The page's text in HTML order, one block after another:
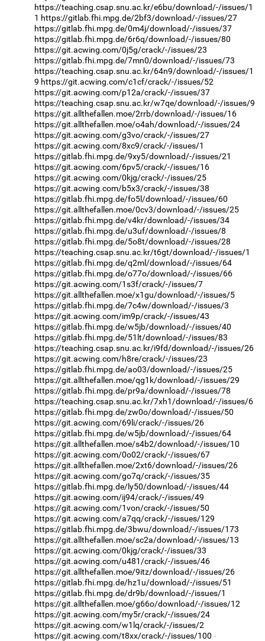
https://teaching.csap.snu.ac.kr/e6bu/download/-/issues/1
1 https://gitlab.fhi.mpg.de/2bf3/download/-/issues/27
https://gitlab.fhi.mpg.de/0m4j/download/-/issues/37
https://gitlab.fhi.mpg.de/6r6q/download/-/issues/80
https://git.acwing.com/0j5g/crack/-/issues/23
https://gitlab.fhi.mpg.de/7mn0/download/-/issues/73
https://teaching.csap.snu.ac.kr/64n9/download/-/issues/1
9 https://git.acwing.com/c1cf/crack/-/issues/52
https://git.acwing.com/p12a/crack/-/issues/37
https://teaching.csap.snu.ac.kr/w7qe/download/-/issues/9
https://git.allthefallen.moe/2rrb/download/-/issues/16
https://git.allthefallen.moe/o4ah/download/-/issues/24
https://git.acwing.com/g3vo/crack/-/issues/27
https://git.acwing.com/8xc9/crack/-/issues/1
https://gitlab.fhi.mpg.de/9xy5/download/-/issues/21
https://git.acwing.com/6pv5/crack/-/issues/16
https://git.acwing.com/0kjg/crack/-/issues/25
https://git.acwing.com/b5x3/crack/-/issues/38
https://gitlab.fhi.mpg.de/fo5l/download/-/issues/60
https://git.allthefallen.moe/0cv3/download/-/issues/25
https://gitlab.fhi.mpg.de/v4kr/download/-/issues/34
https://gitlab.fhi.mpg.de/u3uf/download/-/issues/8
https://gitlab.fhi.mpg.de/5o8t/download/-/issues/28
https://teaching.csap.snu.ac.kr/t6gt/download/-/issues/1
https://gitlab.fhi.mpg.de/q2ml/download/-/issues/64
https://gitlab.fhi.mpg.de/o77o/download/-/issues/66
https://git.acwing.com/1s3f/crack/-/issues/7
https://git.allthefallen.moe/x1gu/download/-/issues/5
https://gitlab.fhi.mpg.de/7c4w/download/-/issues/3
https://git.acwing.com/im9p/crack/-/issues/43
https://gitlab.fhi.mpg.de/w5jb/download/-/issues/40
https://gitlab.fhi.mpg.de/51lt/download/-/issues/83
https://teaching.csap.snu.ac.kr/i9fd/download/-/issues/26
https://git.acwing.com/h8re/crack/-/issues/23
https://gitlab.fhi.mpg.de/ao03/download/-/issues/25
https://git.allthefallen.moe/qg1k/download/-/issues/29
https://gitlab.fhi.mpg.de/pr9a/download/-/issues/78
https://teaching.csap.snu.ac.kr/7xh1/download/-/issues/6
https://gitlab.fhi.mpg.de/zw0o/download/-/issues/50
https://git.acwing.com/69li/crack/-/issues/26
https://gitlab.fhi.mpg.de/w5jb/download/-/issues/64
https://git.allthefallen.moe/s4b2/download/-/issues/10
https://git.acwing.com/0o02/crack/-/issues/67
https://git.allthefallen.moe/2xt6/download/-/issues/26
https://git.acwing.com/go7q/crack/-/issues/35
https://gitlab.fhi.mpg.de/ly50/download/-/issues/44
https://git.acwing.com/ij94/crack/-/issues/49
https://git.acwing.com/1von/crack/-/issues/50
https://git.acwing.com/a7qq/crack/-/issues/129
https://gitlab.fhi.mpg.de/3bwu/download/-/issues/173
https://git.allthefallen.moe/sc2a/download/-/issues/13
https://git.acwing.com/0kjg/crack/-/issues/33
https://git.acwing.com/u481/crack/-/issues/46
https://git.allthefallen.moe/9itz/download/-/issues/26
https://gitlab.fhi.mpg.de/hz1u/download/-/issues/51
https://gitlab.fhi.mpg.de/dr9b/download/-/issues/1
https://git.allthefallen.moe/g66o/download/-/issues/12
https://git.acwing.com/my5r/crack/-/issues/24
https://git.acwing.com/w1lq/crack/-/issues/2
https://git.acwing.com/t8xx/crack/-/issues/100